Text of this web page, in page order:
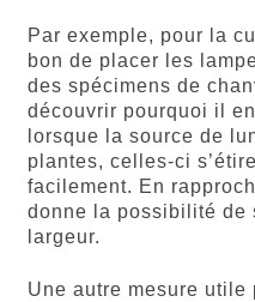
Par exemple, pour la
bon de placer les
des spécimens de
découvrir pourquoi il
lorsque la source de
plantes, celles-ci
facilement. En
donne la possibilité de
largeur.
Une autre mesure utile